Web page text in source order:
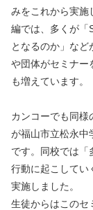
みをこれから実施
編では、多くが「
となるのか」な
や団体がセミナー
も増えています。
カンコーでも同様
が福山市立松永中
です。同校では「
行動に起こしてい
実施しました。
生徒からはこのセ